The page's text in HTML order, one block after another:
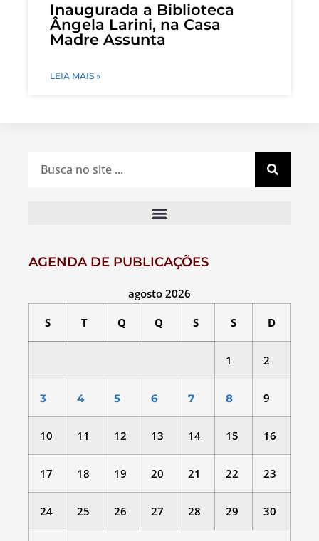
Inaugurada a Biblioteca
Ângela Larini, na Casa
Madre Assunta
LEIA MAIS »
AGENDA DE PUBLICAÇÕES
agosto 2026
S T Q Q S S D
1 2
3 4 5 6 7 8 9
10 11 12 13 14 15 16
17 18 19 20 21 22 23
24 25 26 27 28 29 30